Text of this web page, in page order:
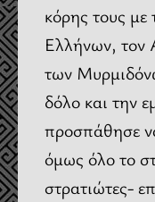
κόρης τους
Ελλήνων, τον
των
δόλο και την
προσπάθησε
όμως όλο το
στρατιώτες-